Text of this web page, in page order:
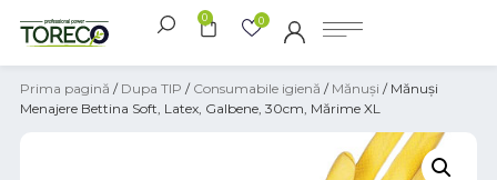
0 0
Prima pagină / Dupa TIP / Consumabile igienă / Mănuși / Mănuși
Menajere Bettina Soft, Latex, Galbene, 30cm, Mărime XL